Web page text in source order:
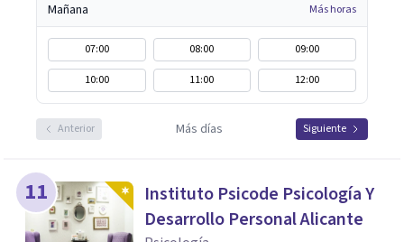
Mañana Más horas
07:00 08:00
09:00
10:00
11:00 12:00
Anterior Más días Siguiente
11
Instituto Psicode Psicología Y
Desarrollo Personal Alicante